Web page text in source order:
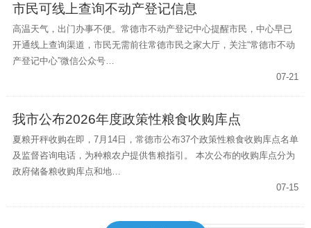
市民可线上查询不动产登记信息
高温天气，出门办事不便。常德市不动产登记中心提醒市民，中心早已
开通线上查询渠道，市民无需前往常德市民之家大厅，关注“常德市不动
产登记中心”微信公众号…
07-21
我市公布2026年度政策性粮食收购库点
夏粮开秤收购在即，7月14日，常德市公布37个政策性粮食收购库点名单
及监督咨询电话，为种粮农户提供售粮指引。 本次公布的收购库点分为
政府储备粮收购库点和地…
07-15